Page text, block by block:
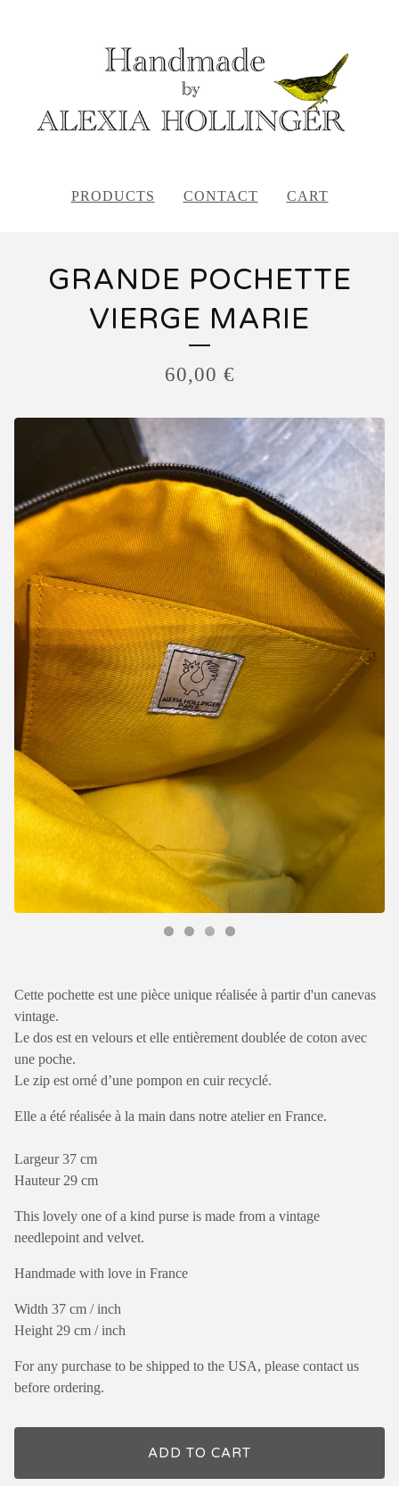
PRODUCTS CONTACT CART
GRANDE POCHETTE
VIERGE MARIE
60,00 €
Cette pochette est une pièce unique réalisée à partir d'un canevas
vintage.
Le dos est en velours et elle entièrement doublée de coton avec
une poche.
Le zip est orné d’une pompon en cuir recyclé.
Elle a été réalisée à la main dans notre atelier en France.
Largeur 37 cm
Hauteur 29 cm
This lovely one of a kind purse is made from a vintage
needlepoint and velvet.
Handmade with love in France
Width 37 cm / inch
Height 29 cm / inch
For any purchase to be shipped to the USA, please contact us
before ordering.
ADD TO CART